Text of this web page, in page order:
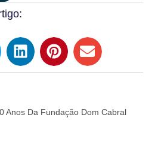
Anos Da Fundação Dom Cabral